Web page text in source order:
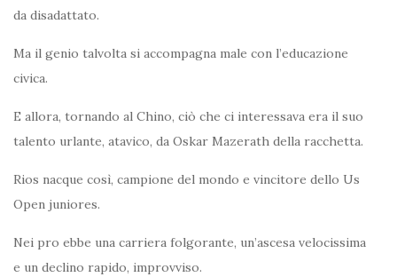
da disadattato.
Ma il genio talvolta si accompagna male con l’educazione
civica.
E allora, tornando al Chino, ciò che ci interessava era il suo
talento urlante, atavico, da Oskar Mazerath della racchetta.
Rios nacque così, campione del mondo e vincitore dello Us
Open juniores.
Nei pro ebbe una carriera folgorante, un’ascesa velocissima
e un declino rapido, improvviso.